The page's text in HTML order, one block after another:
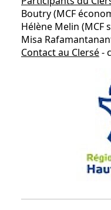
Boutry (MCF
Hélène Melin (MCF
Misa
Contact au Clersé-